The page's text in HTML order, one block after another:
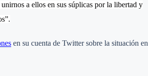
a ellos en sus súplicas por la libertad y
en su cuenta de Twitter sobre la situación en